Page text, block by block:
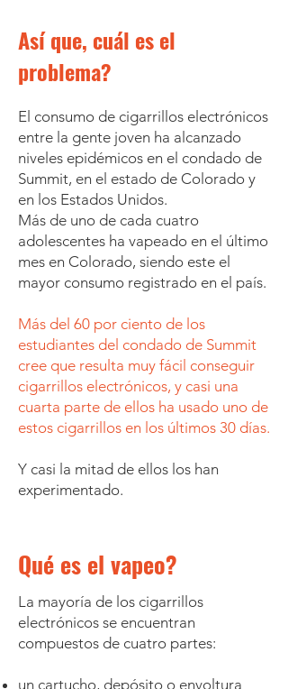
Así que, cuál es el
problema?
El consumo de cigarrillos electrónicos
entre la gente joven ha alcanzado
niveles epidémicos en el condado de
Summit, en el estado de Colorado y
en los Estados Unidos.
Más de uno de cada cuatro
adolescentes ha vapeado en el último
mes en Colorado, siendo este el
mayor consumo registrado en el país.
Más del 60 por ciento de los
estudiantes del condado de Summit
cree que resulta muy fácil conseguir
cigarrillos electrónicos, y casi una
cuarta parte de ellos ha usado uno de
estos cigarrillos en los últimos 30 días.
Y casi la mitad de ellos los han
experimentado.
Qué es el vapeo?
La mayoría de los cigarrillos
electrónicos se encuentran
compuestos de cuatro partes:
un cartucho, depósito o envoltura